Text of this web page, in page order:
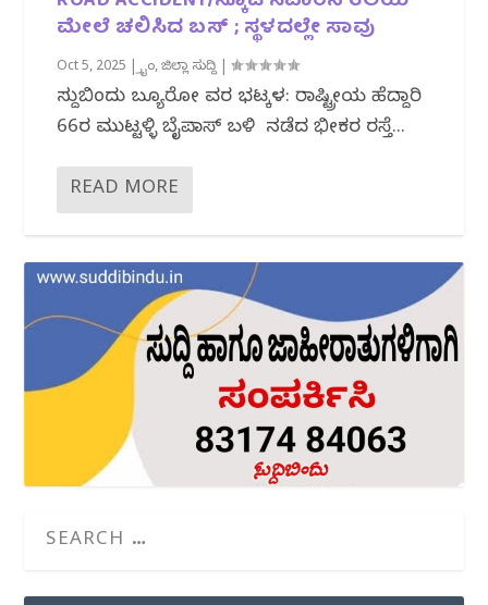
ಮೇಲೆ ಚಲಿಸಿದ ಬಸ್ ; ಸ್ಥಳದಲ್ಲೇ ಸಾವು
Oct 5, 2025 |ಕ್ರೈಂ,ಜಿಲ್ಲಾ ಸುದ್ದಿ |
ಸುದ್ದಿಬಿಂದು ಬ್ಯೂರೋ ವರದಿ ಭಟ್ಕಳ: ರಾಷ್ಟ್ರೀಯ ಹೆದ್ದಾರಿ
66ರ ಮುಟ್ಟಳ್ಳಿ ಬೈಪಾಸ್ ಬಳಿ ನಡೆದ ಭೀಕರ ರಸ್ತೆ...
READ MORE